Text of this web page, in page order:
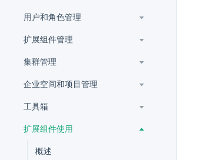
用户和角色管理
扩展组件管理
集群管理
企业空间和项目管理
工具箱
扩展组件使用
概述